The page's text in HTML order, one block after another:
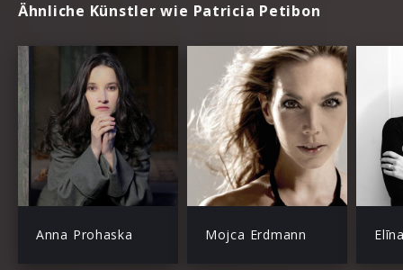
Ähnliche Künstler wie Patricia Petibon
Anna Prohaska Mojca Erdmann